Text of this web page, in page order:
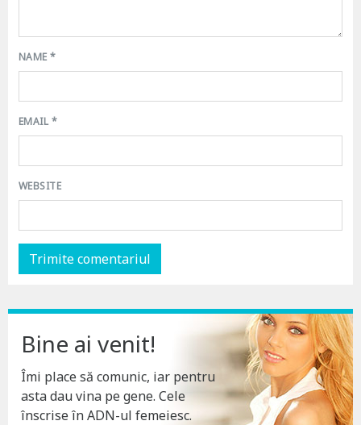
NAME*
EMAIL*
WEBSITE
Bine ai venit!
Îmi place să comunic, iar pentru
asta dau vina pe gene. Cele
înscrise în ADN-ul femeiesc.